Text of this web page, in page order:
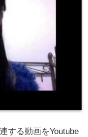
する動画をYoutube